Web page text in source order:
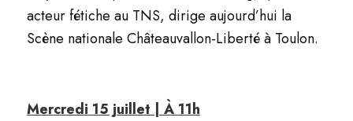
acteur fétiche au TNS, dirige aujourd’hui la
Scène nationale Châteauvallon-Liberté à Toulon.
Mercredi 15 juillet | À 11h